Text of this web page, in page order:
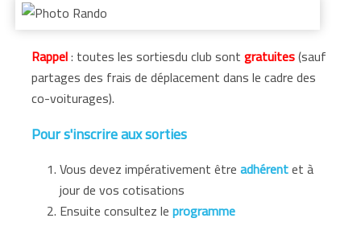
Rappel: toutes les sortiesdu club sontgratuites(sauf
partages des frais de déplacement dans le cadre des
co-voiturages).
Pour s'inscrire aux sorties
Vous devez impérativement êtreadhérentet à
jour de vos cotisations
Ensuite consultez leprogramme